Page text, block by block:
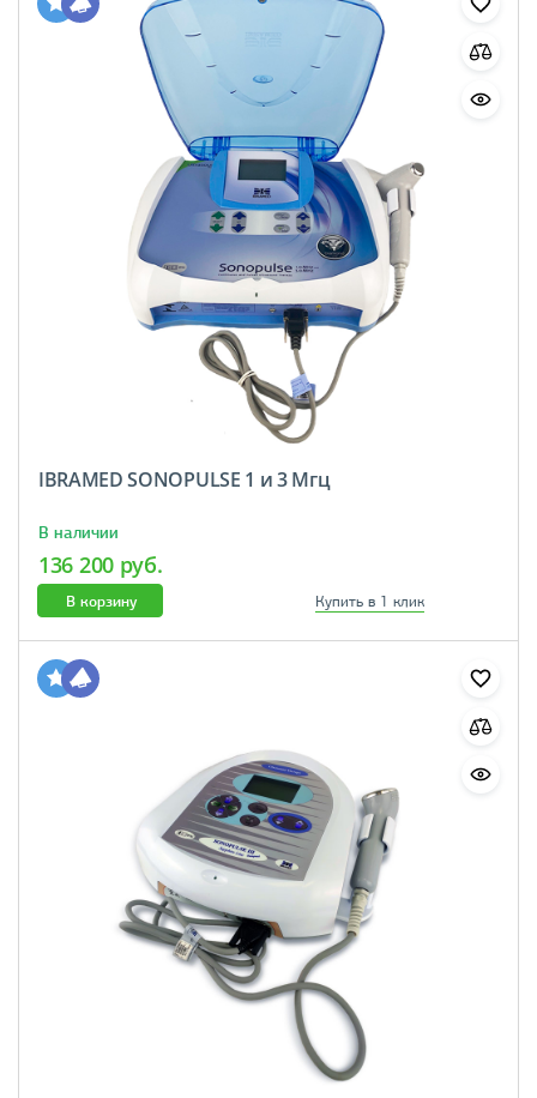
IBRAMED SONOPULSE 1 и 3 Мгц
В наличии
136 200 руб.
В корзину Купить в 1 клик